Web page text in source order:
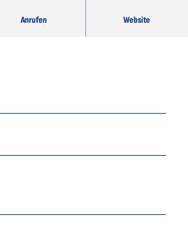
Anrufen Website